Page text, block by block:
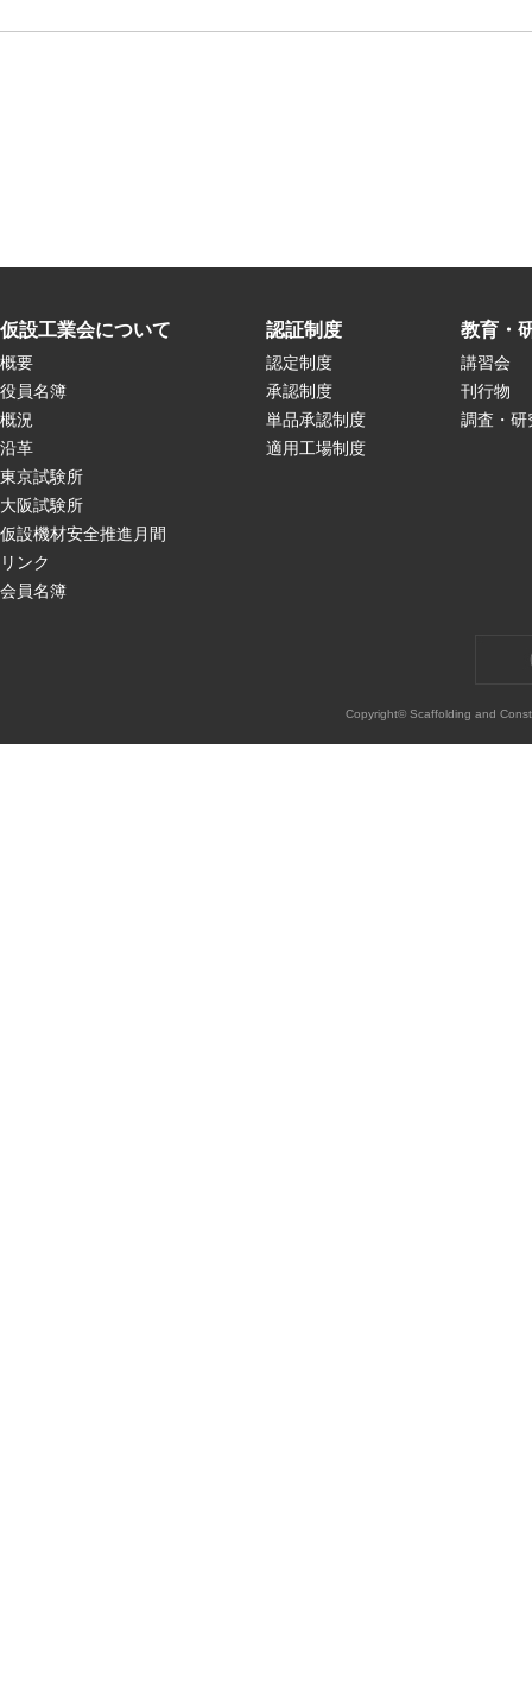
仮設工業会について
概要
役員名簿
概況
沿革
東京試験所
大阪試験所
仮設機材安全推進月間
リンク
会員名簿
認証制度
認定制度
承認制度
単品承認制度
適用工場制度
教育・
講習会
刊行物
調査・研
Copyright© Scaffolding and